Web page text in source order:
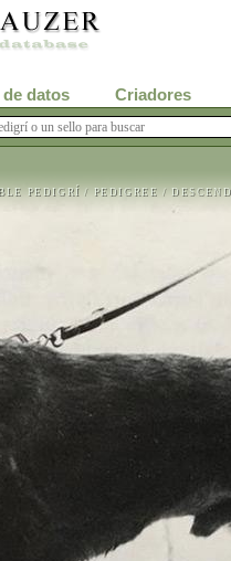
de datos Criadores
PEDIGRÍ / PEDIGREE /